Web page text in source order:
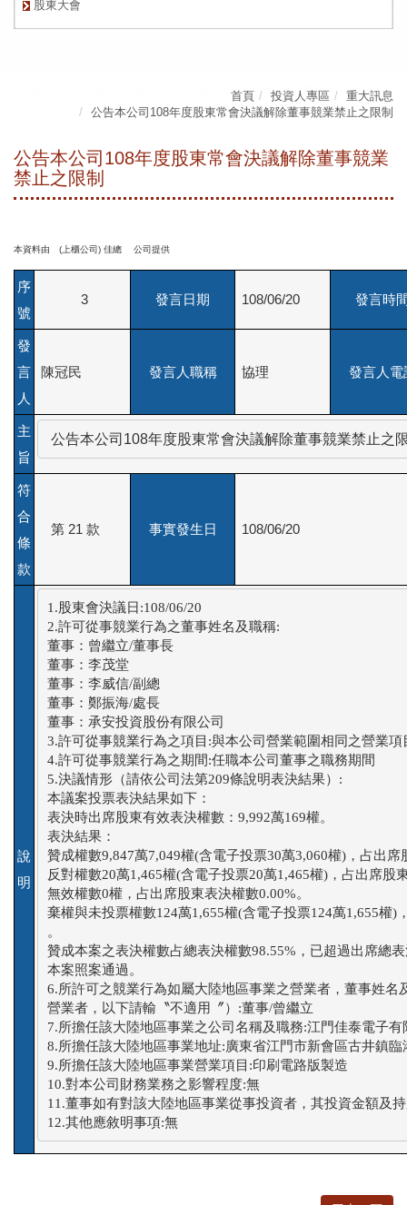
股東大會
首頁 投資人專區
重大訊息
公告本公司108年度股東常會決議解除董事競業禁止之限制
公告本公司108年度股東常會決議解除董事競業
禁止之限制
本資料由 (上櫃公司) 佳總 公司提供
序
號
3 發言日期 108/06/20 發言時
發
言
人
陳冠民 發言人職稱 協理 發言人電
主
旨
公告本公司108年度股東常會決議解除董事競業禁止之
符
合
條
款
第 21 款 事實發生日 108/06/20
說
明
1.股東會決議日:108/06/20
2.許可從事競業行為之董事姓名及職稱:
董事：曾繼立/董事長
董事：李茂堂
董事：李威信/副總
董事：鄭振海/處長
董事：承安投資股份有限公司
3.許可從事競業行為之項目:與本公司營業範圍相同之營業項
4.許可從事競業行為之期間:任職本公司董事之職務期間
5.決議情形（請依公司法第209條說明表決結果）:
本議案投票表決結果如下：
表決時出席股東有效表決權數：9,992萬169權。
表決結果：
贊成權數9,847萬7,049權(含電子投票30萬3,060權)，占出席
反對權數20萬1,465權(含電子投票20萬1,465權)，占出席股
無效權數0權，占出席股東表決權數0.00%。
棄權與未投票權數124萬1,655權(含電子投票124萬1,655權)
。
贊成本案之表決權數占總表決權數98.55%，已超過出席總
本案照案通過。
6.所許可之競業行為如屬大陸地區事業之營業者，董事姓名
營業者，以下請輸〝不適用〞）:董事/曾繼立
7.所擔任該大陸地區事業之公司名稱及職務:江門佳泰電子有
8.所擔任該大陸地區事業地址:廣東省江門市新會區古井鎮臨
9.所擔任該大陸地區事業營業項目:印刷電路版製造
10.對本公司財務業務之影響程度:無
11.董事如有對該大陸地區事業從事投資者，其投資金額及
12.其他應敘明事項:無